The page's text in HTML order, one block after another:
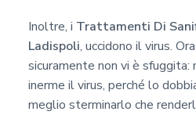
Inoltre, i Trattamenti Di
Ladispoli, uccidono il virus.
sicuramente non vi è sfuggita:
inerme il virus, perché lo
meglio sterminarlo che